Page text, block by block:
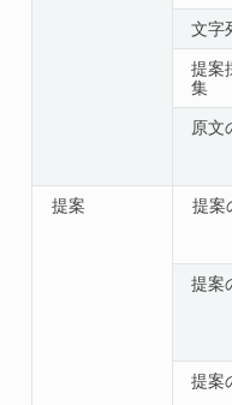
文字
提案
集
原文
提案 提案
提案
提案